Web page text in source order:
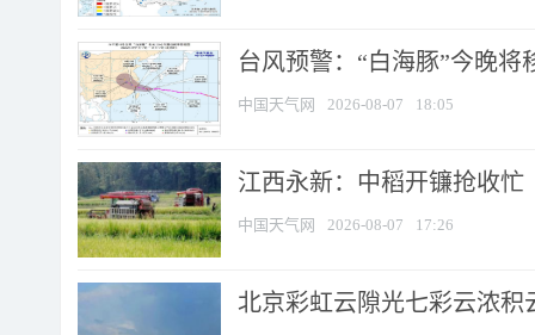
台风预警：“白海豚”今晚将
中国天气网 2026-08-07 18:05
江西永新：中稻开镰抢收忙
中国天气网 2026-08-07 17:26
北京彩虹云隙光七彩云浓积